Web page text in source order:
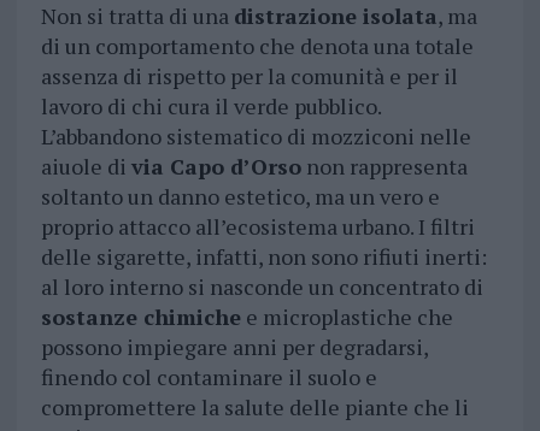
Non si tratta di una distrazione isolata, ma
di un comportamento che denota una totale
assenza di rispetto per la comunità e per il
lavoro di chi cura il verde pubblico.
L’abbandono sistematico di mozziconi nelle
aiuole di via Capo d’Orsonon rappresenta
soltanto un danno estetico, ma un vero e
proprio attacco all’ecosistema urbano. I filtri
delle sigarette, infatti, non sono rifiuti inerti:
al loro interno si nasconde un concentrato di
sostanze chimichee microplastiche che
possono impiegare anni per degradarsi,
finendo col contaminare il suolo e
compromettere la salute delle piante che li